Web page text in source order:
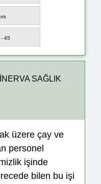
45
SAĞLIK
üzere çay ve
personel
işinde
bilen bu işi